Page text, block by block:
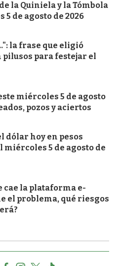
la Quiniela y la Tómbola
de agosto de 2026
la frase que eligió
para festejar el
miércoles 5 de agosto
pozos y aciertos
dólar hoy en pesos
5 de agosto de
cae la plataforma e-
el problema, qué riesgos